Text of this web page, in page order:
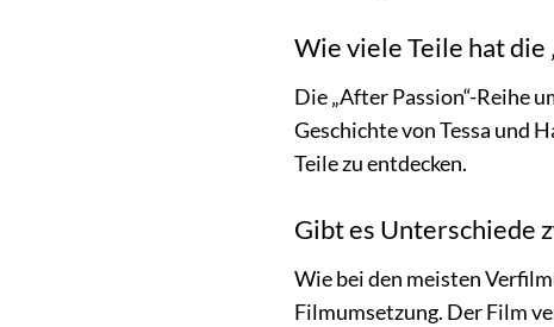
Wie viele Teile hat die
Die „After Passion“-Reihe
Geschichte von Tessa und
Teile zu entdecken.
Gibt es Unterschiede
Wie bei den meisten
Filmumsetzung. Der Film